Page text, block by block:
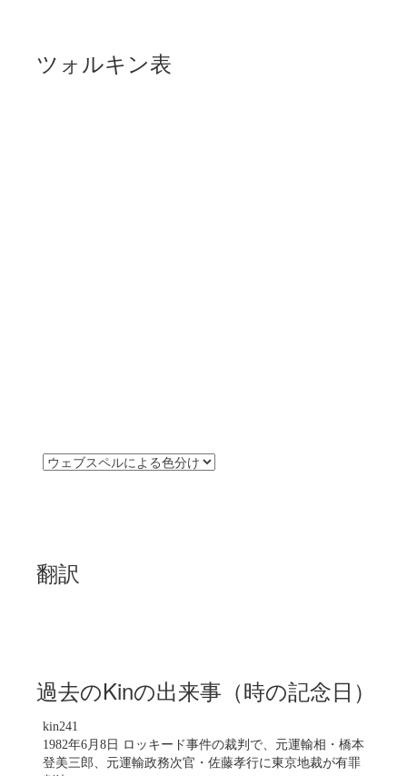
ツォルキン表
翻訳
過去のKinの出来事（時の記念日）
kin241
1982年6月8日 ロッキード事件の裁判で、元運輸相・橋本
登美三郎、元運輸政務次官・佐藤孝行に東京地裁が有罪